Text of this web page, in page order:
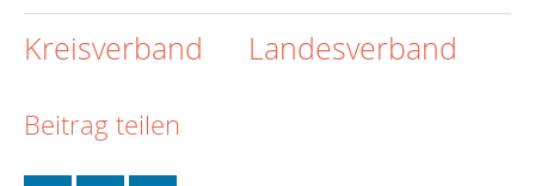
Kreisverband Landesverband
Beitrag teilen